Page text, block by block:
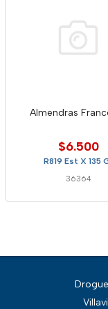
Almendras
$6.500
R819 Est X 135
36364